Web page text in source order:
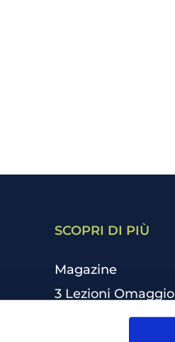
SCOPRI DI PIÙ
Magazine
3 Lezioni Omaggio